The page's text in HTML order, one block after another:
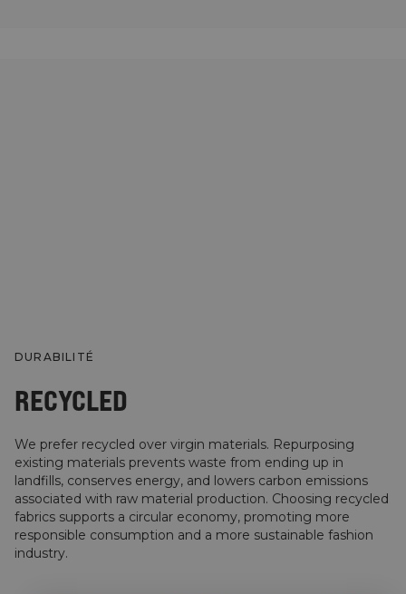
DURABILITÉ
RECYCLED
We prefer recycled over virgin materials. Repurposing
existing materials prevents waste from ending up in
landfills, conserves energy, and lowers carbon emissions
associated with raw material production. Choosing recycled
fabrics supports a circular economy, promoting more
responsible consumption and a more sustainable fashion
industry.